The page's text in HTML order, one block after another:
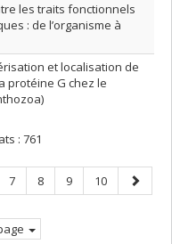
les traits fonctionnels
: de l’organisme à
et localisation de
protéine G chez le
: 761
Page
7 Page
8 Page
9 Page
10
Page